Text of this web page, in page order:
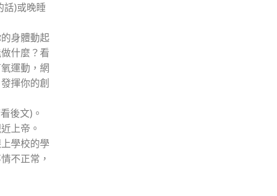
話)或晚睡
身體動起
什麼？看
運動，網
揮你的創
後文)。
上帝。
學校的學
不正常，